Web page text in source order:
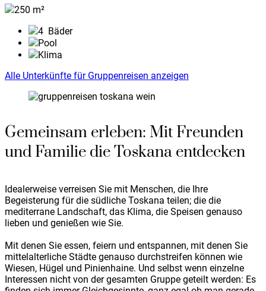
250 m²
4 Bäder
Pool
Klima
Alle Unterkünfte für Gruppenreisen anzeigen
Gemeinsam erleben: Mit Freunden
und Familie die Toskana entdecken
Idealerweise verreisen Sie mit Menschen, die Ihre
Begeisterung für die südliche Toskana teilen; die die
mediterrane Landschaft, das Klima, die Speisen genauso
lieben und genießen wie Sie.
Mit denen Sie essen, feiern und entspannen, mit denen Sie
mittelalterliche Städte genauso durchstreifen können wie
Wiesen, Hügel und Pinienhaine. Und selbst wenn einzelne
Interessen nicht von der gesamten Gruppe geteilt werden: Es